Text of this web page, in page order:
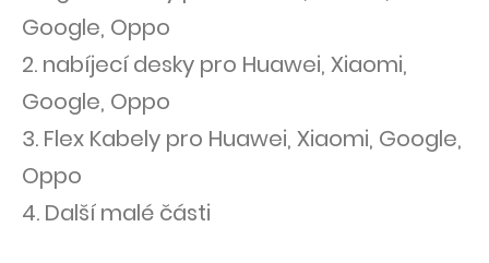
Google, Oppo
2. nabíjecí desky pro Huawei, Xiaomi,
Google, Oppo
3. Flex Kabely pro Huawei, Xiaomi, Google,
Oppo
4. Další malé části